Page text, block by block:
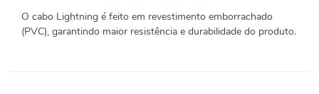
O cabo Lightning é feito em revestimento emborrachado
(PVC), garantindo maior resistência e durabilidade do produto.